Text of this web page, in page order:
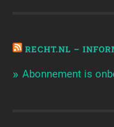
RECHT.NL –
Abonnement is